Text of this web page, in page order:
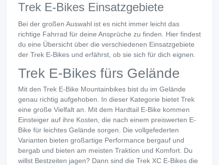
Trek E-Bikes Einsatzgebiete
Bei der großen Auswahl ist es nicht immer leicht das
richtige Fahrrad für deine Ansprüche zu finden. Hier findest
du eine Übersicht über die verschiedenen Einsatzgebiete
der Trek E-Bikes und erfährst, ob sie sich für dich eignen.
Trek E-Bikes fürs Gelände
Mit den Trek E-Bike Mountainbikes bist du im Gelände
genau richtig aufgehoben. In dieser Kategorie bietet Trek
eine große Vielfalt an. Mit dem Hardtail E-Bike kommen
Einsteiger auf ihre Kosten, die nach einem preiswerten E-
Bike für leichtes Gelände sorgen. Die vollgefederten
Varianten bieten großartige Performance bergauf und
bergab und bieten am meisten Traktion und Komfort. Du
willst Bestzeiten jagen? Dann sind die Trek XC E-Bikes die